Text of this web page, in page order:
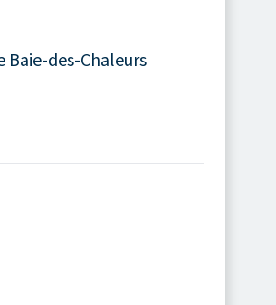
des-Chaleurs